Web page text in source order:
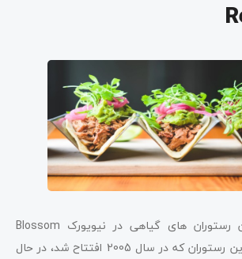
یکی دیگر از بهترین رستوران ‌های گیاهی در نیویورک Blossom
Vegetarian است. این رستوران که در سال 2005 افتتاح شد، در حال